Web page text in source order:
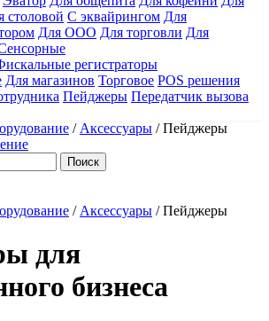
столовой С эквайрингом Для
Для ООО Для торговли Для
регистраторы
Для магазинов Торговое POS решения
Пейджеры Передатчик вызова
/ Аксессуары /Пейджеры
/ Аксессуары /Пейджеры
для
бизнеса